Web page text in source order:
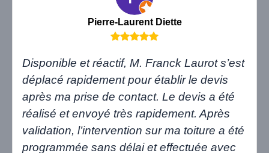
Pierre-Laurent Diette
Disponible et réactif, M. Franck Laurot s’est
déplacé rapidement pour établir le devis
après ma prise de contact. Le devis a été
réalisé et envoyé très rapidement. Après
validation, l’intervention sur ma toiture a été
programmée sans délai et effectuée avec